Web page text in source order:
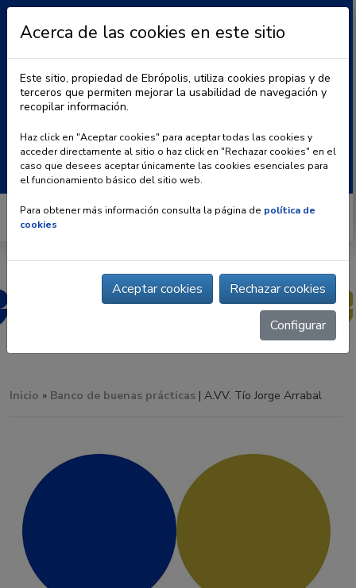
BLOG | CONTACTO
Buscar:
Inicio » Banco de buenas prácticas | A.VV. Tío Jorge Arrabal
Acerca de las cookies en este sitio
Este sitio, propiedad de Ebrópolis, utiliza cookies propias y de
terceros que permiten mejorar la usabilidad de navegación y
recopilar información.
Haz click en "Aceptar cookies" para aceptar todas las cookies y
acceder directamente al sitio o haz click en "Rechazar cookies" en el
caso que desees aceptar únicamente las cookies esenciales para
el funcionamiento básico del sitio web.
Para obtener más información consulta la página de política de
cookies
Aceptar cookies Rechazar cookies
Configurar